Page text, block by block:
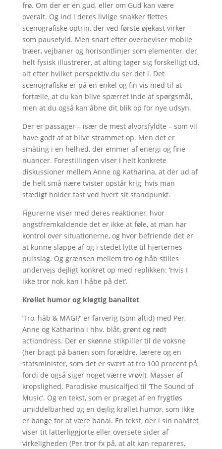
frø. Om der er én gud, eller om Gud kan være
overalt. Og ind i deres livlige snakker flettes
scenografiske optrin, der ved første øjekast virker
som pausefyld. Men snart efter overbeviser mobile
træer, vejbaner og horisontlinjer som elementer, der
helt fysisk illustrerer, at alting tager sig forskelligt ud,
alt efter hvilket perspektiv du ser det i. Det
scenografiske er på en enkel og fin vis med til at
fortælle, at du kan blive spærret inde af spørgsmål,
men at du også kan åbne dit blik op for nye udsyn.
Der er passager – især de mest alvorsfyldte – som vil
have godt af at blive strammet op. Men det er
småting i en helhed, der emmer af energi og fine
nuancer. Forestillingen viser i helt konkrete
diskussioner mellem Anne og Katharina, at der ud af
de helt små nære tvister opstår krig, hvis man
stædigt holder fast ved hvert sit standpunkt.
Figurerne viser med deres reaktioner, hvor
angstfremkaldende det er ikke at føle, at man har
kontrol over situationerne, og hvor befriende det er
at kunne slappe af og i stedet lytte til hjerternes
pulsslag. Og grænsen mellem tro og håb stilles
undervejs dejligt konkret op med replikken: ’Hvis I
ikke tror nok, kan I håbe på det’.
Krøllet humor og kløgtig banalitet
’Tro, håb & MAGI?’ er farverig (som altid) med Per,
Anne og Katharina i hhv. blåt, grønt og rødt
actiondress. Der er skønne stikpiller til de voksne
(her bragt på banen som forældre, lærere og en
statsminister, som det er svært at tro 100 procent på,
fordi de også siger noget værre vrøvl). Masser af
kropslighed. Parodiske musicalfjed til ’The Sound of
Music’. Og en tekst, som er præget af en frygtløs
umiddelbarhed og en dejlig krøllet humor, som ikke
er bange for at være banal. En tekst, der i sin naivitet
viser tit latterliggjorte eller oversete sider af
virkeligheden (Per tror fx på, at alt kan repareres,